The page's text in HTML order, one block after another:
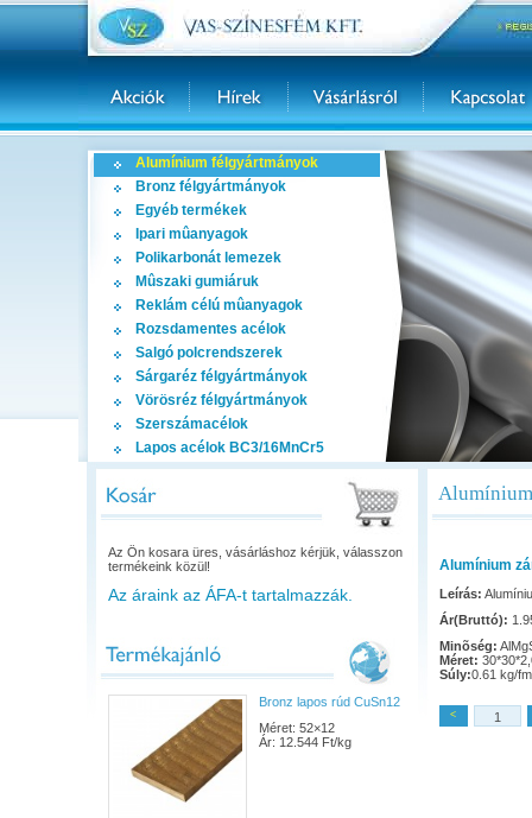
Alumínium félgyártmányok
Bronz félgyártmányok
Egyéb termékek
Ipari mûanyagok
Polikarbonát lemezek
Mûszaki gumiáruk
Reklám célú mûanyagok
Rozsdamentes acélok
Salgó polcrendszerek
Sárgaréz félgyártmányok
Vörösréz félgyártmányok
Szerszámacélok
Lapos acélok BC3/16MnCr5
Az Ön kosara üres, vásárláshoz kérjük, válasszon
termékeink közül!
Az áraink az ÁFA-t tartalmazzák.
Bronz lapos rúd CuSn12
Méret: 52×12
Ár: 12.544 Ft/kg
Alumínium
Leírás:
Ár(Bruttó):
Minõség:
Méret:
Súly:0.61 kg/fm
<